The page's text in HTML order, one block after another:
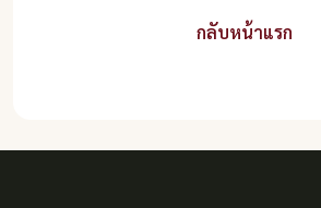
กลับหน้าแรก